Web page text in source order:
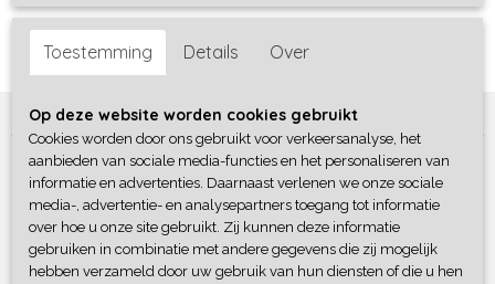
Inloggen Registreren
Home >Meisjes>broeken>Blue Seven
Toestemming Details Over
Op deze website worden cookies gebruikt
Cookies worden door ons gebruikt voor verkeersanalyse, het
aanbieden van sociale media-functies en het personaliseren van
informatie en advertenties. Daarnaast verlenen we onze sociale
media-, advertentie- en analysepartners toegang tot informatie
over hoe u onze site gebruikt. Zij kunnen deze informatie
gebruiken in combinatie met andere gegevens die zij mogelijk
hebben verzameld door uw gebruik van hun diensten of die u hen